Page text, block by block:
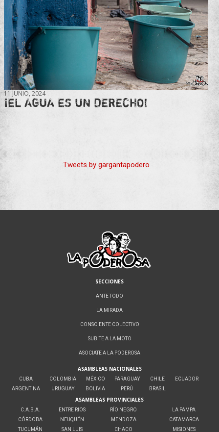
11 JUNIO, 2024
¡EL AGUA ES UN DERECHO!
Tweets by gargantapodero
SECCIONES
ANTE TODO
LA MIRADA
CONSCIENTE COLECTIVO
SUBITE A LA MOTO
ASOCIATE A LA PODEROSA
ASAMBLEAS NACIONALES
CUBA
ARGENTINA
COLOMBIA
URUGUAY
MÉXICO
BOLIVIA
PARAGUAY
PERÚ
CHILE
BRASIL
ECUADOR
ASAMBLEAS PROVINCIALES
C.A.B.A.
CÓRDOBA
TUCUMÁN
ENTRE RIOS
NEUQUÉN
SAN LUIS
RÍO NEGRO
MENDOZA
CHACO
LA PAMPA
CATAMARCA
MISIONES